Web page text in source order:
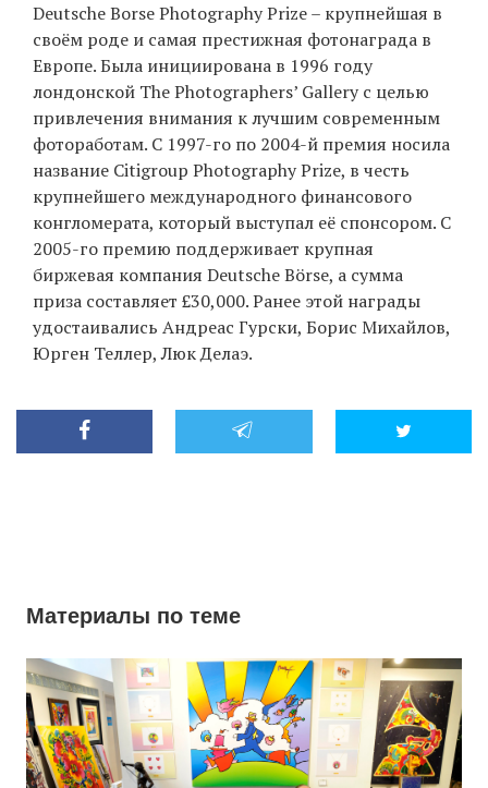
Deutsche Borse Photography Prize – крупнейшая в
своём роде и самая престижная фотонаграда в
Европе. Была инициирована в 1996 году
лондонской The Photographers’ Gallery с целью
привлечения внимания к лучшим современным
фотоработам. С 1997-го по 2004-й премия носила
название Citigroup Photography Prize, в честь
крупнейшего международного финансового
конгломерата, который выступал её спонсором. C
2005-го премию поддерживает крупная
биржевая компания Deutsche Börse, а сумма
приза составляет £30,000. Ранее этой награды
удостаивались Андреас Гурски, Борис Михайлов,
Юрген Теллер, Люк Делаэ.
Материалы по теме